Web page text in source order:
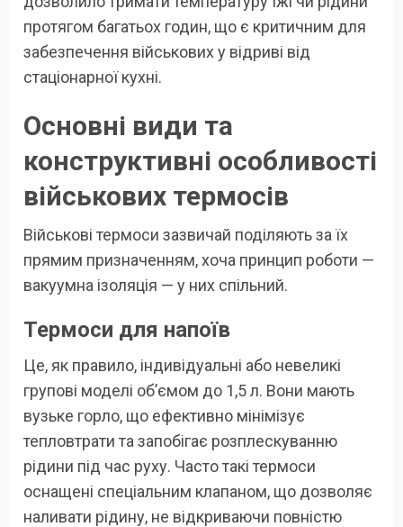
протягом багатьох годин, що є критичним для
забезпечення військових у відриві від
стаціонарної кухні.
Основні види та
конструктивні особливості
військових термосів
Військові термоси зазвичай поділяють за їх
прямим призначенням, хоча принцип роботи —
вакуумна ізоляція — у них спільний.
Термоси для напоїв
Це, як правило, індивідуальні або невеликі
групові моделі об’ємом до 1,5 л. Вони мають
вузьке горло, що ефективно мінімізує
тепловтрати та запобігає розплескуванню
рідини під час руху. Часто такі термоси
оснащені спеціальним клапаном, що дозволяє
наливати рідину, не відкриваючи повністю